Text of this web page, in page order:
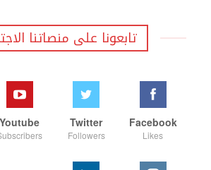
تابعونا على منصاتنا
Facebook
Likes
Twitter
Followers
Youtube